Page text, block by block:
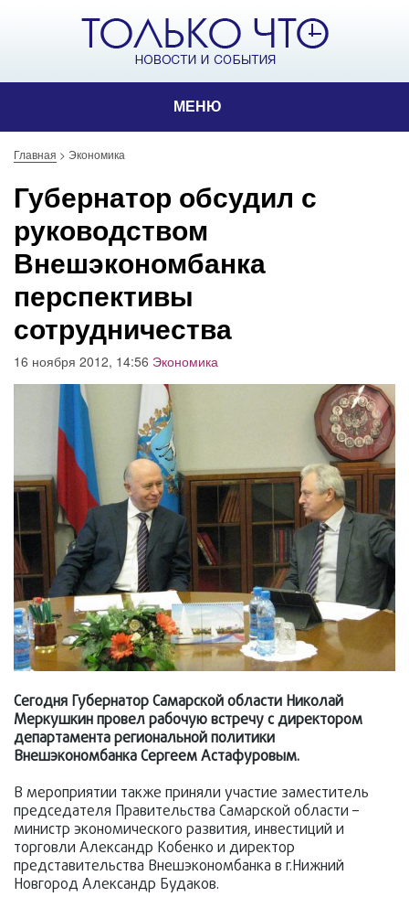
МЕНЮ
Главная > Экономика
Губернатор обсудил с
руководством
Внешэкономбанка
перспективы
сотрудничества
16 ноября 2012, 14:56 Экономика
Сегодня Губернатор Самарской области Николай
Меркушкин провел рабочую встречу с директором
департамента региональной политики
Внешэкономбанка Сергеем Астафуровым.
В мероприятии также приняли участие заместитель
председателя Правительства Самарской области –
министр экономического развития, инвестиций и
торговли Александр Кобенко и директор
представительства Внешэкономбанка в г.Нижний
Новгород Александр Будаков.